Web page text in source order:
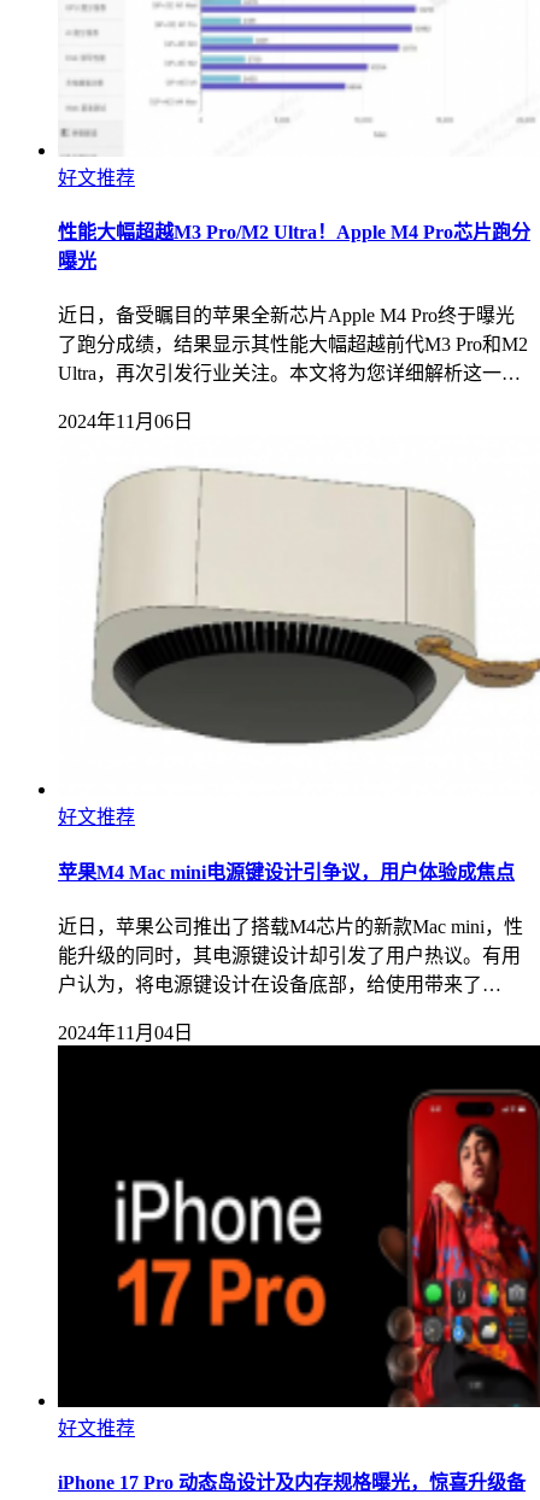
好文推荐
性能大幅超越M3 Pro/M2 Ultra！Apple M4 Pro芯片跑分
曝光
近日，备受瞩目的苹果全新芯片Apple M4 Pro终于曝光
了跑分成绩，结果显示其性能大幅超越前代M3 Pro和M2
Ultra，再次引发行业关注。本文将为您详细解析这一…
2024年11月06日
好文推荐
苹果M4 Mac mini电源键设计引争议，用户体验成焦点
近日，苹果公司推出了搭载M4芯片的新款Mac mini，性
能升级的同时，其电源键设计却引发了用户热议。有用
户认为，将电源键设计在设备底部，给使用带来了…
2024年11月04日
好文推荐
iPhone 17 Pro 动态岛设计及内存规格曝光，惊喜升级备